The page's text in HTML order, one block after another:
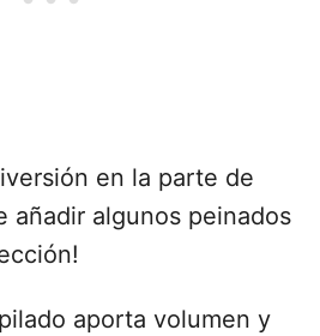
en la parte de
añadir algunos peinados
aporta volumen y